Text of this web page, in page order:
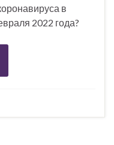
в
2022 года?